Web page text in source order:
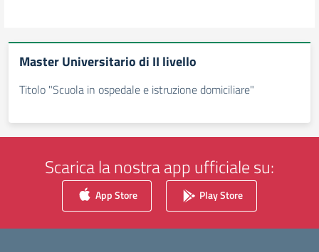
Master Universitario di II livello
Titolo "Scuola in ospedale e istruzione domiciliare"
Scarica la nostra app ufficiale su:
App Store Play Store